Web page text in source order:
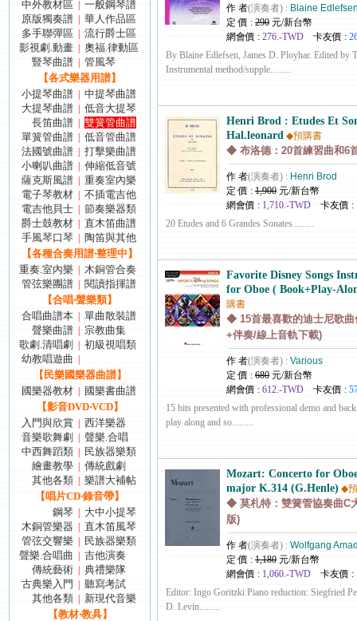
中外教材區
一般鋼琴譜
原版獨奏譜
華人作品區
多手聯彈區
流行爵士區
影視劇.動畫
奧福.律動區
豎琴曲譜
管風琴
【各式樂器用譜】
小提琴曲譜
中提琴曲譜
大提琴曲譜
低音大提琴
長笛曲譜
雙簧管曲譜
單簧管曲譜
低音管曲譜
法國號曲譜
打擊樂曲譜
小喇叭曲譜
伸縮低音號
薩克斯風譜
重奏室內樂
電子琴教材
不插電吉他
電吉他貝士
節奏樂器類
爵士鼓教材
直木笛曲譜
手風琴口琴
陶笛與其他
【各種合奏用譜‧整理中】
重奏.室內樂
木銅管合奏
管弦樂團譜
閱讀指揮譜
【合唱‧聲樂類】
合唱曲譜本
單曲散裝譜
聲樂曲譜
宗教曲集
歌劇.清唱劇
初級視唱類
幼教唱遊曲
【民樂國樂器曲譜】
國樂器教材
國樂書曲譜
【影音DVD‧VCD】
入門與欣賞
西洋樂器
音樂歌舞劇
聲樂.合唱
中西舞蹈類
民族器樂類
繪畫教學
傳統戲劇
其他各類
樂譜大補帖
【唱片CD‧錄音帶】
鋼琴
大中小提琴
木銅管樂器
直木笛風琴
管弦交響樂
民族器樂類
聲樂.合唱曲
吉他演奏
傳統藝術
典禮樂隊
古典樂入門
聽寫考試
其他各類
新現代音樂
【教材‧教具】
作 者(演奏者) : Blaine
定 價 : 290 元/新台幣
網會價 : 276.-TWD 卡友價 :
By Blaine Edlefsen, James D. Ployhar. Edited by
Instrumental method/supple.........
Henri Brod : Etudes Et
Hal.leonard ◆預購書
◆ 布洛德：20首練習曲和6
作 者(演奏者) : Henri Brod
定 價 : 1,900 元/新台幣
網會價 : 1,710.-TWD 卡友價 :
20 Etudes and 6 Grandes Sonates.........
Favorite Disney Songs
for Oboe ( Book+Play-
購書
◆ 15首最喜歡的迪士尼歌曲
+伴奏/線上音軌下載)
作 者(演奏者) : Various
定 價 : 680 元/新台幣
網會價 : 612.-TWD 卡友價 :
15 hits presented with professional demo and
play along and so.........
Mozart: Concerto for
major K.314 (G.Henle) ◆
◆ 莫札特：雙簧管協奏曲C
版)
作 者(演奏者) : Wolfgang
定 價 : 1,180 元/新台幣
網會價 : 1,060.-TWD 卡友價 :
Editor: Ingo Goritzki Piano reduction: Siegfried
D. Levin.........